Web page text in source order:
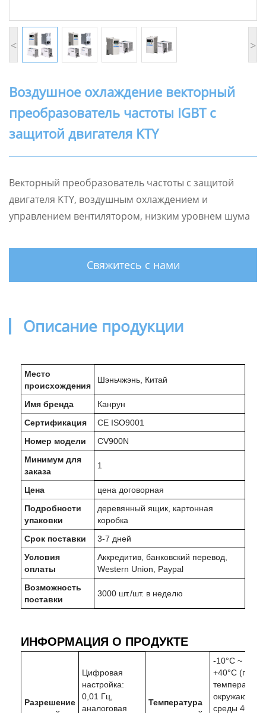
< >
Воздушное охлаждение векторный
преобразователь частоты IGBT с
защитой двигателя KTY
Векторный преобразователь частоты с защитой
двигателя KTY, воздушным охлаждением и
управлением вентилятором, низким уровнем шума
Свяжитесь с нами
Описание продукции
Место
происхождения
Шэньчжэнь, Китай
Имя бренда
Канрун
Сертификация
CE ISO9001
Номер модели
CV900N
Минимум для
заказа
1
Цена
цена договорная
Подробности
упаковки
деревянный ящик, картонная
коробка
Срок поставки
3-7 дней
Условия
оплаты
Аккредитив, банковский перевод,
Western Union, Paypal
Возможность
поставки
3000 шт./шт. в неделю
ИНФОРМАЦИЯ О ПРОДУКТЕ
Разрешение
Цифровая
настройка:
0,01 Гц,
аналоговая
Температура
-10°C ~
+40°C (при
температуре
окружающей
среды 40°C-